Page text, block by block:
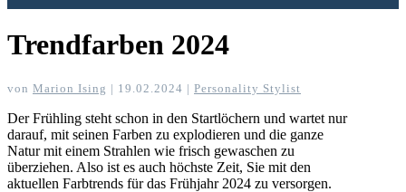
Trendfarben 2024
von Marion Ising | 19.02.2024 | Personality Stylist
Der Frühling steht schon in den Startlöchern und wartet nur
darauf, mit seinen Farben zu explodieren und die ganze
Natur mit einem Strahlen wie frisch gewaschen zu
überziehen. Also ist es auch höchste Zeit, Sie mit den
aktuellen Farbtrends für das Frühjahr 2024 zu versorgen.